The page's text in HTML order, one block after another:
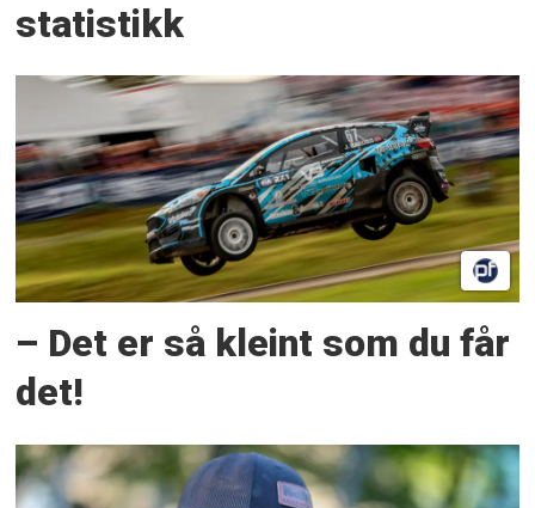
statistikk
– Det er så kleint som du får
det!